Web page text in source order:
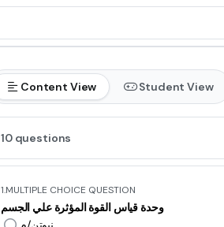
Content View Student View
10 questions
1.MULTIPLE CHOICE QUESTION
وحدة قياس القوة المؤثرة علي الجسم